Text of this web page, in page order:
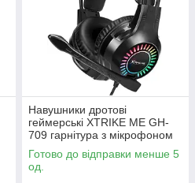
Навушники дротові
геймерські XTRIKE ME GH-
709 гарнітура з мікрофоном
та підсвічуванням Black
Готово до відправки менше 5
од.